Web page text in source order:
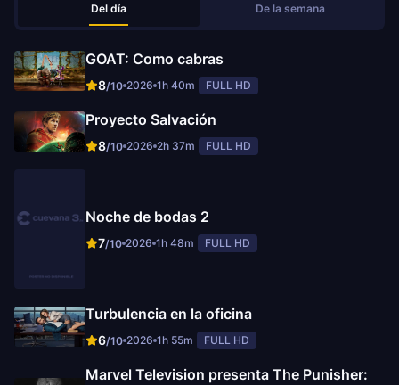
Del día De la semana
GOAT: Como cabras
8/10 2026 1h 40m FULL HD
Proyecto Salvación
8/10 2026 2h 37m FULL HD
Noche de bodas 2
7/10 2026 1h 48m FULL HD
Turbulencia en la oficina
6/10 2026 1h 55m FULL HD
Marvel Television presenta The Punisher: